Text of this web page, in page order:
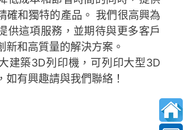
確和獨特的產品。 我們很高興為
供這項服務，並期待與更多客戶
新和高質量的解決方案。
建築3D列印機，可列印大型3D
如有興趣請與我們聯絡！